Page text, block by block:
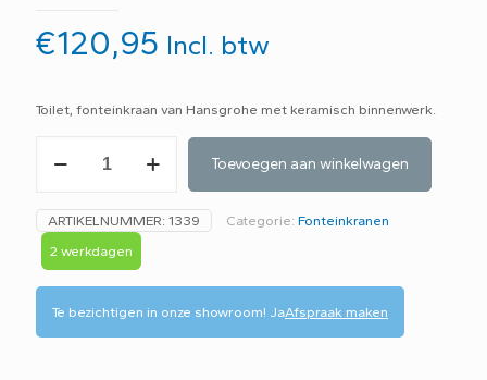
€120,95 Incl. btw
Toilet, fonteinkraan van Hansgrohe met keramisch binnenwerk.
Talis
toiletkraan
13132000
aantal
Toevoegen aan winkelwagen
ARTIKELNUMMER: 1339 Categorie: Fonteinkranen
2 werkdagen
Te bezichtigen in onze showroom! JaAfspraak maken